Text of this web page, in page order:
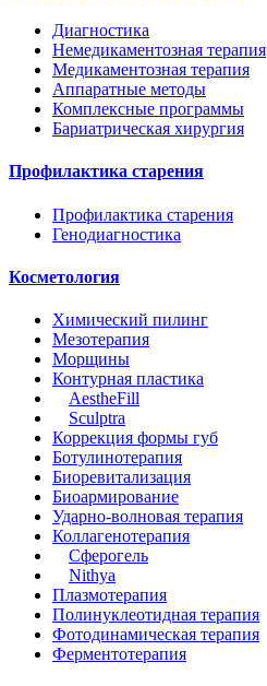
Диагностика
Немедикаментозная терапия
Медикаментозная терапия
Аппаратные методы
Комплексные программы
Бариатрическая хирургия
Профилактика старения
Профилактика старения
Генодиагностика
Косметология
Химический пилинг
Мезотерапия
Морщины
Контурная пластика
AestheFill
Sculptrа
Коррекция формы губ
Ботулинотерапия
Биоревитализация
Биоармирование
Ударно-волновая терапия
Коллагенотерапия
Сферогель
Nithya
Плазмотерапия
Полинуклеотидная терапия
Фотодинамическая терапия
Ферментотерапия